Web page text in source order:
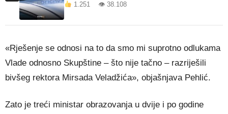
1.251 👁 38.108
«Rješenje se odnosi na to da smo mi suprotno odlukama
Vlade odnosno Skupštine – što nije tačno – razriješili
bivšeg rektora Mirsada Veladžića», objašnjava Pehlić.
Zato je treći ministar obrazovanja u dvije i po godine